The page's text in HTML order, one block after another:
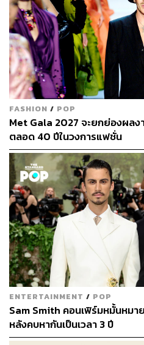
FASHION / POP
Met Gala 2027 จะยกย่องผล
ตลอด 40 ปีในวงการแฟชั่น
ENTERTAINMENT / POP
Sam Smith คอนเฟิร์มหมั้นหม
หลังคบหากันเป็นเวลา 3 ปี